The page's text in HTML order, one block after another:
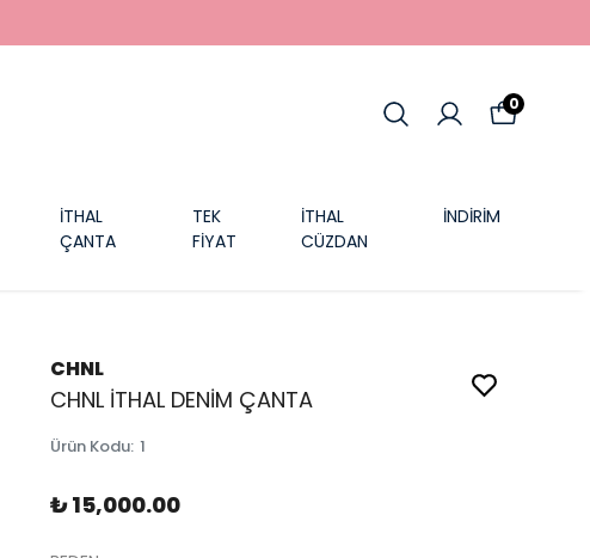
İTHAL
ÇANTA
TEK
FİYAT
İTHAL
CÜZDAN
İNDİRİM
0
CHNL
CHNL İTHAL DENİM ÇANTA
Ürün Kodu: 1
₺ 15,000.00